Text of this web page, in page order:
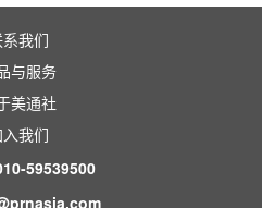
我们
与服务
美通社
我们
59539500